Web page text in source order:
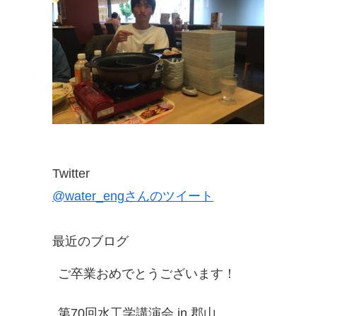
Twitter
@water_engさんのツイート
最近のブログ
ご卒業おめでとうございます！
第70回水工学講演会 in 郡山